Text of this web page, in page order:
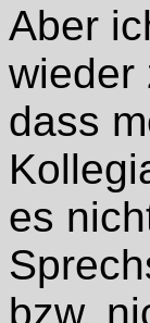
Aber
wieder
dass
es
bzw.